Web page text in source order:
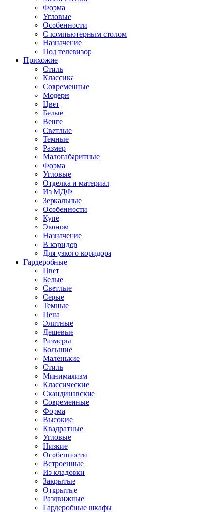
Форма
Угловые
Особенности
С компьютерным столом
Назначение
Под телевизор
Прихожие
Стиль
Классика
Современные
Модерн
Цвет
Белые
Венге
Светлые
Темные
Размер
Малогабаритные
Форма
Угловые
Отделка и материал
Из МДФ
Зеркальные
Особенности
Купе
Эконом
Назначение
В коридор
Для узкого коридора
Гардеробные
Цвет
Белые
Светлые
Серые
Темные
Цена
Элитные
Дешевые
Размеры
Большие
Маленькие
Стиль
Минимализм
Классические
Скандинавские
Современные
Форма
Высокие
Квадратные
Угловые
Низкие
Особенности
Встроенные
Из кладовки
Закрытые
Открытые
Раздвижные
Гардеробные шкафы